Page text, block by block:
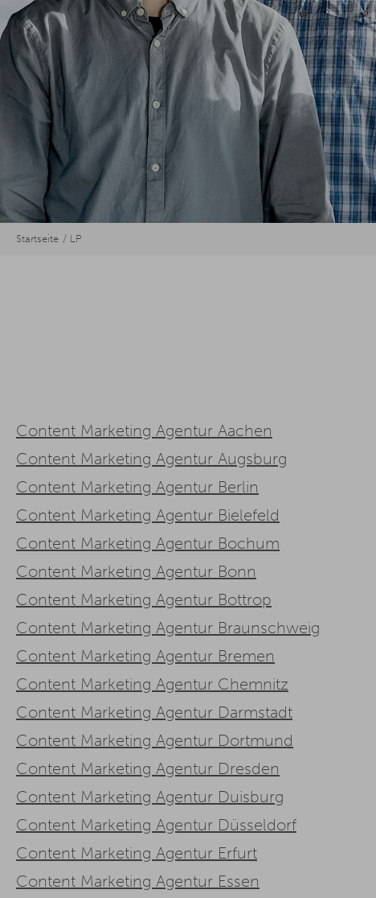
Startseite LP
Content Marketing Agentur Aachen
Content Marketing Agentur Augsburg
Content Marketing Agentur Berlin
Content Marketing Agentur Bielefeld
Content Marketing Agentur Bochum
Content Marketing Agentur Bonn
Content Marketing Agentur Bottrop
Content Marketing Agentur Braunschweig
Content Marketing Agentur Bremen
Content Marketing Agentur Chemnitz
Content Marketing Agentur Darmstadt
Content Marketing Agentur Dortmund
Content Marketing Agentur Dresden
Content Marketing Agentur Duisburg
Content Marketing Agentur Düsseldorf
Content Marketing Agentur Erfurt
Content Marketing Agentur Essen